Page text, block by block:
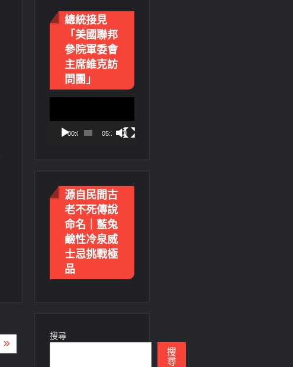
總統接見
「美國聯邦
參院軍委會
主席維克訪
問團」
00:00 05:18
源自民間古
老不死傳說
命名｜藍兔
鹼性冷泉威
士忌挑戰極
品
搜尋
搜
尋